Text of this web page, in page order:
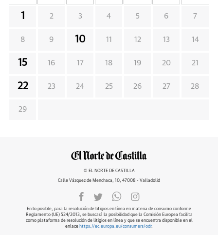
1 2 3 4 5 6 7
8 9 10 11 12 13 14
15 16 17 18 19 20 21
22 23 24 25 26 27 28
29
© EL NORTE DE CASTILLA
Calle Vázquez de Menchaca, 10, 47008 - Valladolid
En lo posible, para la resolución de litigios en línea en materia de consumo conforme
Reglamento (UE) 524/2013, se buscará la posibilidad que la Comisión Europea facilita
como plataforma de resolución de litigios en línea y que se encuentra disponible en el
enlace https://ec.europa.eu/consumers/odr.